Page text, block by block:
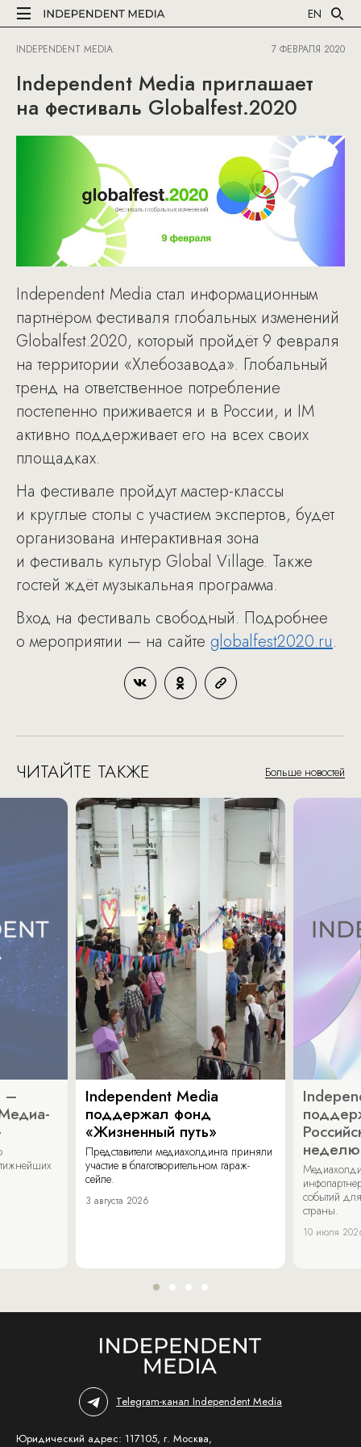
EN
INDEPENDENT MEDIA 7 ФЕВРАЛЯ 2020
Independent Media приглашает
на фестиваль Globalfest.2020
Independent Media стал информационным
партнёром фестиваля глобальных изменений
Globalfest.2020, который пройдёт 9 февраля
на территории «Хлебозавода». Глобальный
тренд на ответственное потребление
постепенно приживается и в России, и IM
активно поддерживает его на всех своих
площадках.
На фестивале пройдут мастер-классы
и круглые столы с участием экспертов, будет
организована интерактивная зона
и фестиваль культур Global Village. Также
гостей ждёт музыкальная программа.
Вход на фестиваль свободный. Подробнее
о мероприятии — на сайте globalfest2020.ru.
ЧИТАЙТЕ ТАКЖЕ Больше новостей
–
Independent Media
поддержал фонд
«Жизненный путь»
Представители медиахолдинга приняли
участие в благотворительном гараж-
сейле.
3 августа 2026
неделю
событий
страны.
10 июля
Telegram-канал Independent Media
Юридический адрес: 117105, г. Москва,